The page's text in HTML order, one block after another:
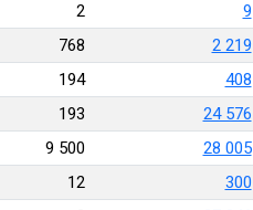
2 9
768 2 219
194 408
193 24 576
9 500 28 005
12 300